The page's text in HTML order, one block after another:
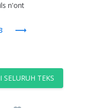
ils n'ont
SELURUH TEKS